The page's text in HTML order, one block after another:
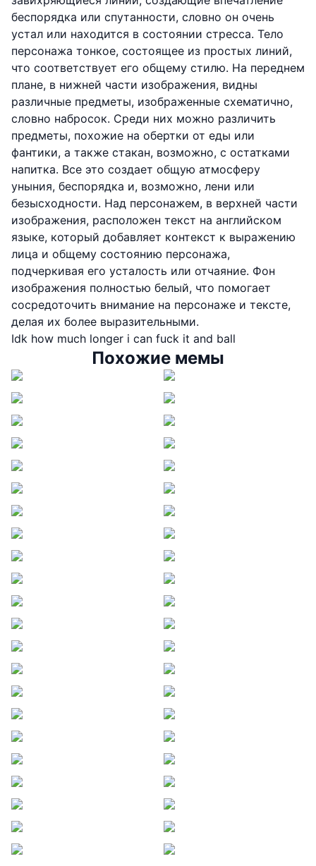
беспорядка или спутанности, словно он очень
устал или находится в состоянии стресса. Тело
персонажа тонкое, состоящее из простых линий,
что соответствует его общему стилю. На переднем
плане, в нижней части изображения, видны
различные предметы, изображенные схематично,
словно набросок. Среди них можно различить
предметы, похожие на обертки от еды или
фантики, а также стакан, возможно, с остатками
напитка. Все это создает общую атмосферу
уныния, беспорядка и, возможно, лени или
безысходности. Над персонажем, в верхней части
изображения, расположен текст на английском
языке, который добавляет контекст к выражению
лица и общему состоянию персонажа,
подчеркивая его усталость или отчаяние. Фон
изображения полностью белый, что помогает
сосредоточить внимание на персонаже и тексте,
делая их более выразительными.
Idk how much longer i can fuck it and ball
Похожие мемы